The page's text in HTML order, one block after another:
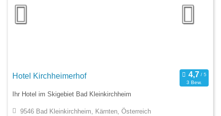
Hotel Kirchheimerhof
3 Bew.
Ihr Hotel im Skigebiet Bad Kleinkirchheim
9546 Bad Kleinkirchheim, Kärnten, Österreich